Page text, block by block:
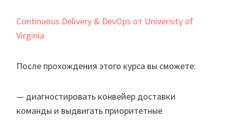
Continuous Delivery & DevOps от University of
Virginia
После прохождения этого курса вы сможете:
— диагностировать конвейер доставки
команды и выдвигать приоритетные